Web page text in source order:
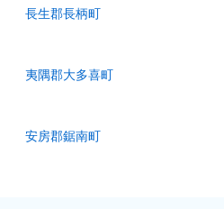
長生郡長柄町
夷隅郡大多喜町
安房郡鋸南町